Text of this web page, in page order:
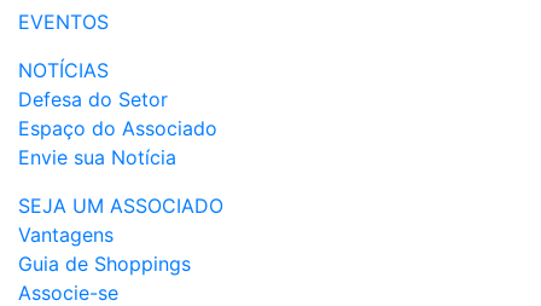
EVENTOS
NOTÍCIAS
Defesa do Setor
Espaço do Associado
Envie sua Notícia
SEJA UM ASSOCIADO
Vantagens
Guia de Shoppings
Associe-se